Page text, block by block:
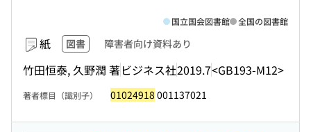
紙 図書 障害者向け資料あり
竹田恒泰, 久野潤 著ビジネス社2019.7<GB193-M12>
国立国会図書館 全国の図書館
著者標目（識別子） 01024918 001137021